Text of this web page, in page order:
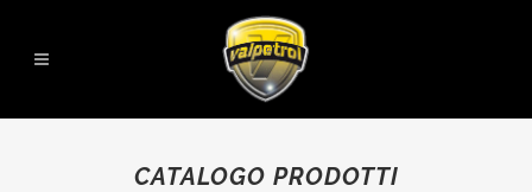
CATALOGO PRODOTTI